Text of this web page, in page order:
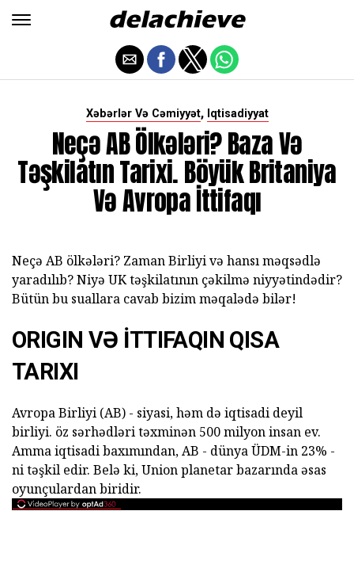
Xəbərlər Və Cəmiyyət, Iqtisadiyyat
Neçə AB Ölkələri? Baza Və
Təşkilatın Tarixi. Böyük Britaniya
Və Avropa İttifaqı
Neçə AB ölkələri? Zaman Birliyi və hansı məqsədlə
yaradılıb? Niyə UK təşkilatının çəkilmə niyyətindədir?
Bütün bu suallara cavab bizim məqalədə bilər!
ORIGIN VƏ İTTIFAQIN QISA
TARIXI
Avropa Birliyi (AB) - siyasi, həm də iqtisadi deyil
birliyi. öz sərhədləri təxminən 500 milyon insan ev.
Amma iqtisadi baxımından, AB - dünya ÜDM-in 23% -
ni təşkil edir. Belə ki, Union planetar bazarında əsas
oyunçulardan biridir.